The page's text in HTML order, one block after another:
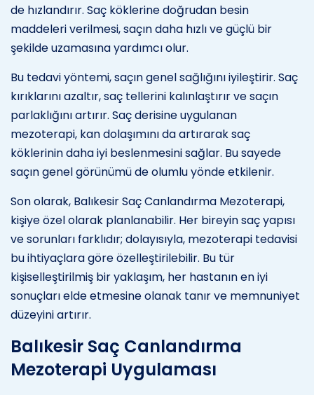
de hızlandırır. Saç köklerine doğrudan besin
maddeleri verilmesi, saçın daha hızlı ve güçlü bir
şekilde uzamasına yardımcı olur.
Bu tedavi yöntemi, saçın genel sağlığını iyileştirir. Saç
kırıklarını azaltır, saç tellerini kalınlaştırır ve saçın
parlaklığını artırır. Saç derisine uygulanan
mezoterapi, kan dolaşımını da artırarak saç
köklerinin daha iyi beslenmesini sağlar. Bu sayede
saçın genel görünümü de olumlu yönde etkilenir.
Son olarak, Balıkesir Saç Canlandırma Mezoterapi,
kişiye özel olarak planlanabilir. Her bireyin saç yapısı
ve sorunları farklıdır; dolayısıyla, mezoterapi tedavisi
bu ihtiyaçlara göre özelleştirilebilir. Bu tür
kişiselleştirilmiş bir yaklaşım, her hastanın en iyi
sonuçları elde etmesine olanak tanır ve memnuniyet
düzeyini artırır.
Balıkesir Saç Canlandırma
Mezoterapi Uygulaması